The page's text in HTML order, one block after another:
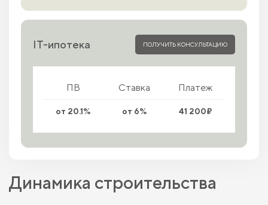
IT-ипотека ПОЛУЧИТЬ КОНСУЛЬТАЦИЮ
ПВ Ставка Платеж
от 20.1% от 6% 41 200₽
Динамика строительства